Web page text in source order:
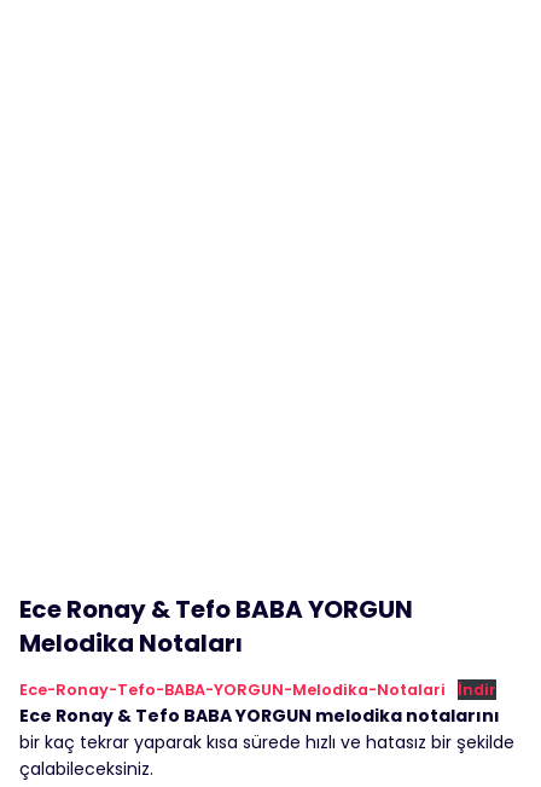
Ece Ronay & Tefo BABA YORGUN
Melodika Notaları
Ece-Ronay-Tefo-BABA-YORGUN-Melodika-Notalari İndir
Ece Ronay & Tefo BABA YORGUN melodika notalarını
bir kaç tekrar yaparak kısa sürede hızlı ve hatasız bir şekilde
çalabileceksiniz.